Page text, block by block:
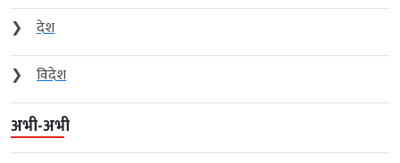
❯
देश
❯
विदेश
अभी-अभी